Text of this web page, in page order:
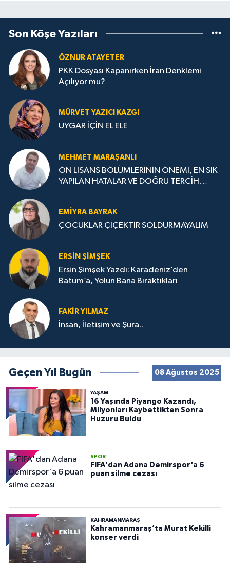
Son Köşe Yazıları
ÖZNUR ATAYETER
PKK Dosyası Kapanırken İran Denklemi
Açılıyor mu?
MÜRVET YAZICI KAZGI
UYGAR İÇİN EL ELE
MEHMET MARAŞANLI
ÖN LİSANS BÖLÜMLERİNİN ÖNEMİ, EN SIK
YAPILAN HATALAR VE DOĞRU TERCİH
EMIYRA BAYRAK
ÇOCUKLAR ÇİÇEKTİR SOLDURMAYALIM
ERSIN ŞIMŞEK
Ersin Şimşek Yazdı: Karadeniz’den
Batum’a, Yolun Bana Bıraktıkları
FAKIR YILMAZ
İnsan, İletişim ve Şura..
Geçen Yıl Bugün 08 Ağustos 2025
YAŞAM
16 Yaşında Piyango Kazandı,
Milyonları Kaybettikten Sonra
Huzuru Buldu
SPOR
FIFA'dan Adana Demirspor'a 6
puan silme cezası
KAHRAMANMARAŞ
Kahramanmaraş’ta Murat Kekilli
konser verdi